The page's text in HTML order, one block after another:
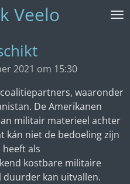
Veelo
2021 om 15:30
waaronder
De Amerikanen
militair materieel achter
kán niet de bedoeling zijn
heeft als
kostbare militaire
duurder kan uitvallen.